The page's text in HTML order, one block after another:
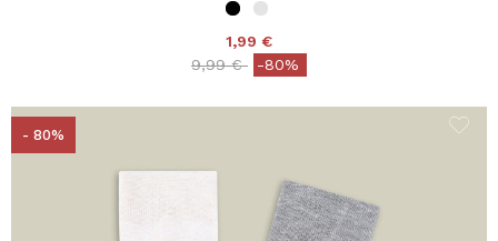
1,99 €
Price reduced from
9,99 €to-80%
- 80%